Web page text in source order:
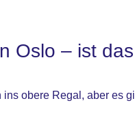
Oslo – ist
obere Regal, aber es